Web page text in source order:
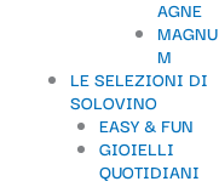
AGNE
MAGNU
M
LE SELEZIONI DI
SOLOVINO
EASY & FUN
GIOIELLI
QUOTIDIANI